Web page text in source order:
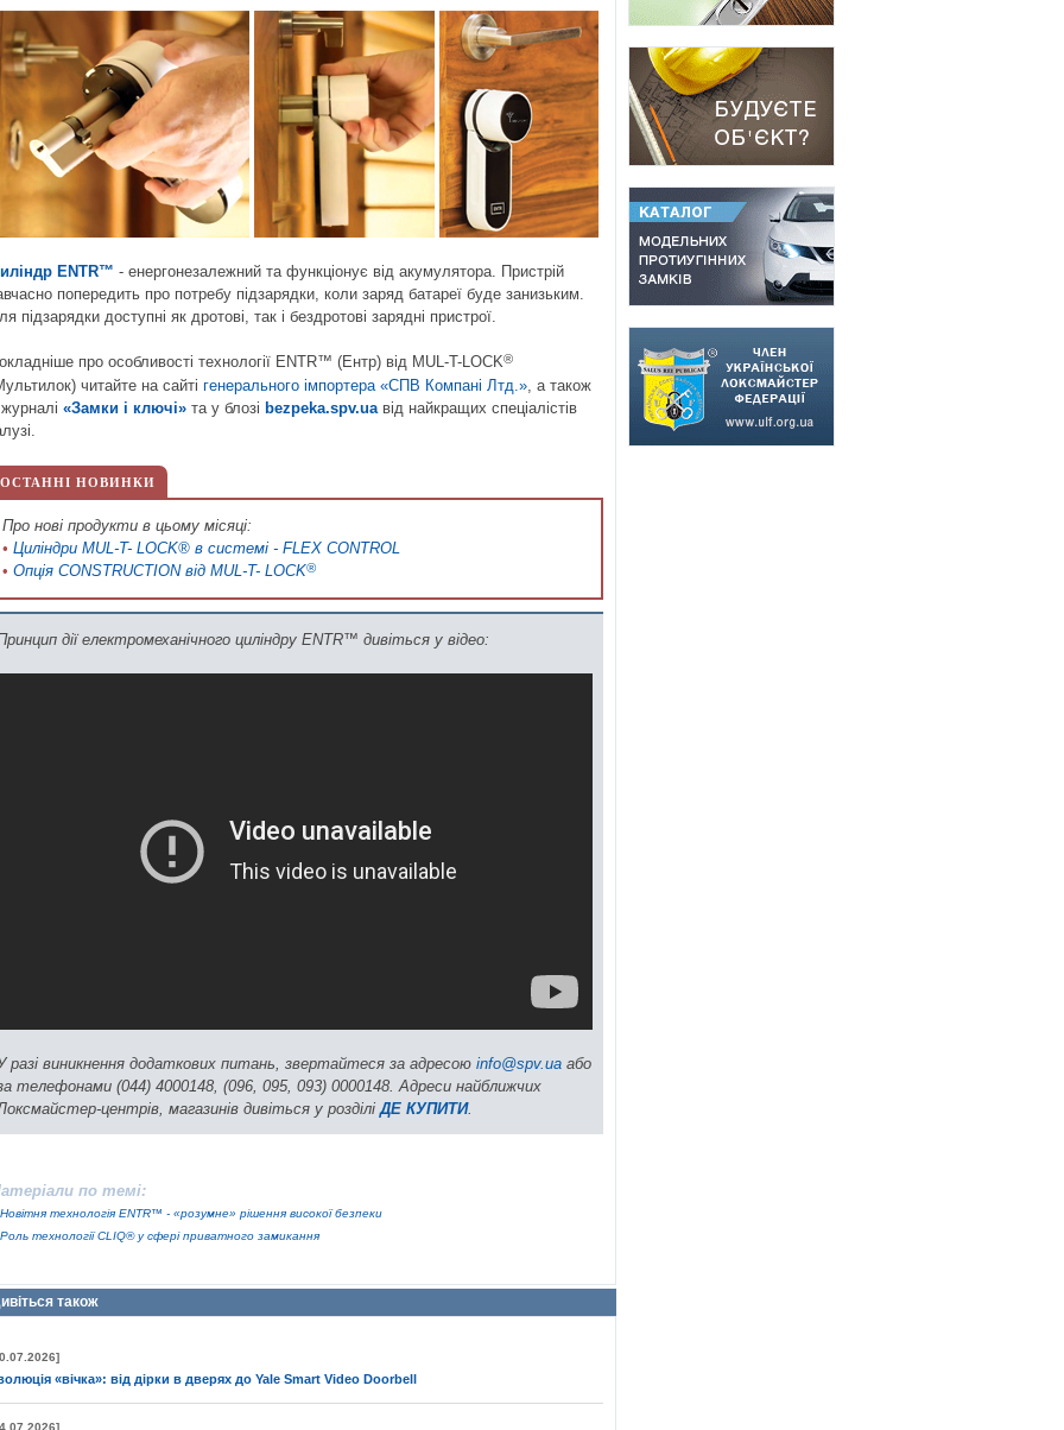
ENTR™ - енергонезалежний та функціонує від акумулятора. Пристрій
попередить про потребу підзарядки, коли заряд батареї буде занизьким.
підзарядки доступні як дротові, так і бездротові зарядні пристрої.
про особливості технології ENTR™ (Ентр) від MUL-T-LOCK®
читайте на сайті генерального імпортера «СПВ Компані Лтд.», а також
«Замки і ключі» та у блозі bezpeka.spv.uaвід найкращих спеціалістів
ОСТАННІ НОВИНКИ
Про нові продукти в цьому місяці:
• Циліндри MUL-T- LOCK® в системі - FLEX CONTROL
• Опція СONSTRUCTION від MUL-T- LOCK®
дії електромеханічного циліндру ENTR™ дивіться у відео:
разі виникнення додаткових питань, звертайтеся за адресою info@spv.ua або
телефонами (044) 4000148, (096, 095, 093) 0000148. Адреси найближчих
центрів, магазинів дивіться у розділіДЕ КУПИТИ.
по темі:
Новітня технологія ENTR™ - «розумне» рішення високої безпеки
Роль технології CLIQ® у сфері приватного замикання
також
«вічка»: від дірки в дверях до Yale Smart Video Doorbell